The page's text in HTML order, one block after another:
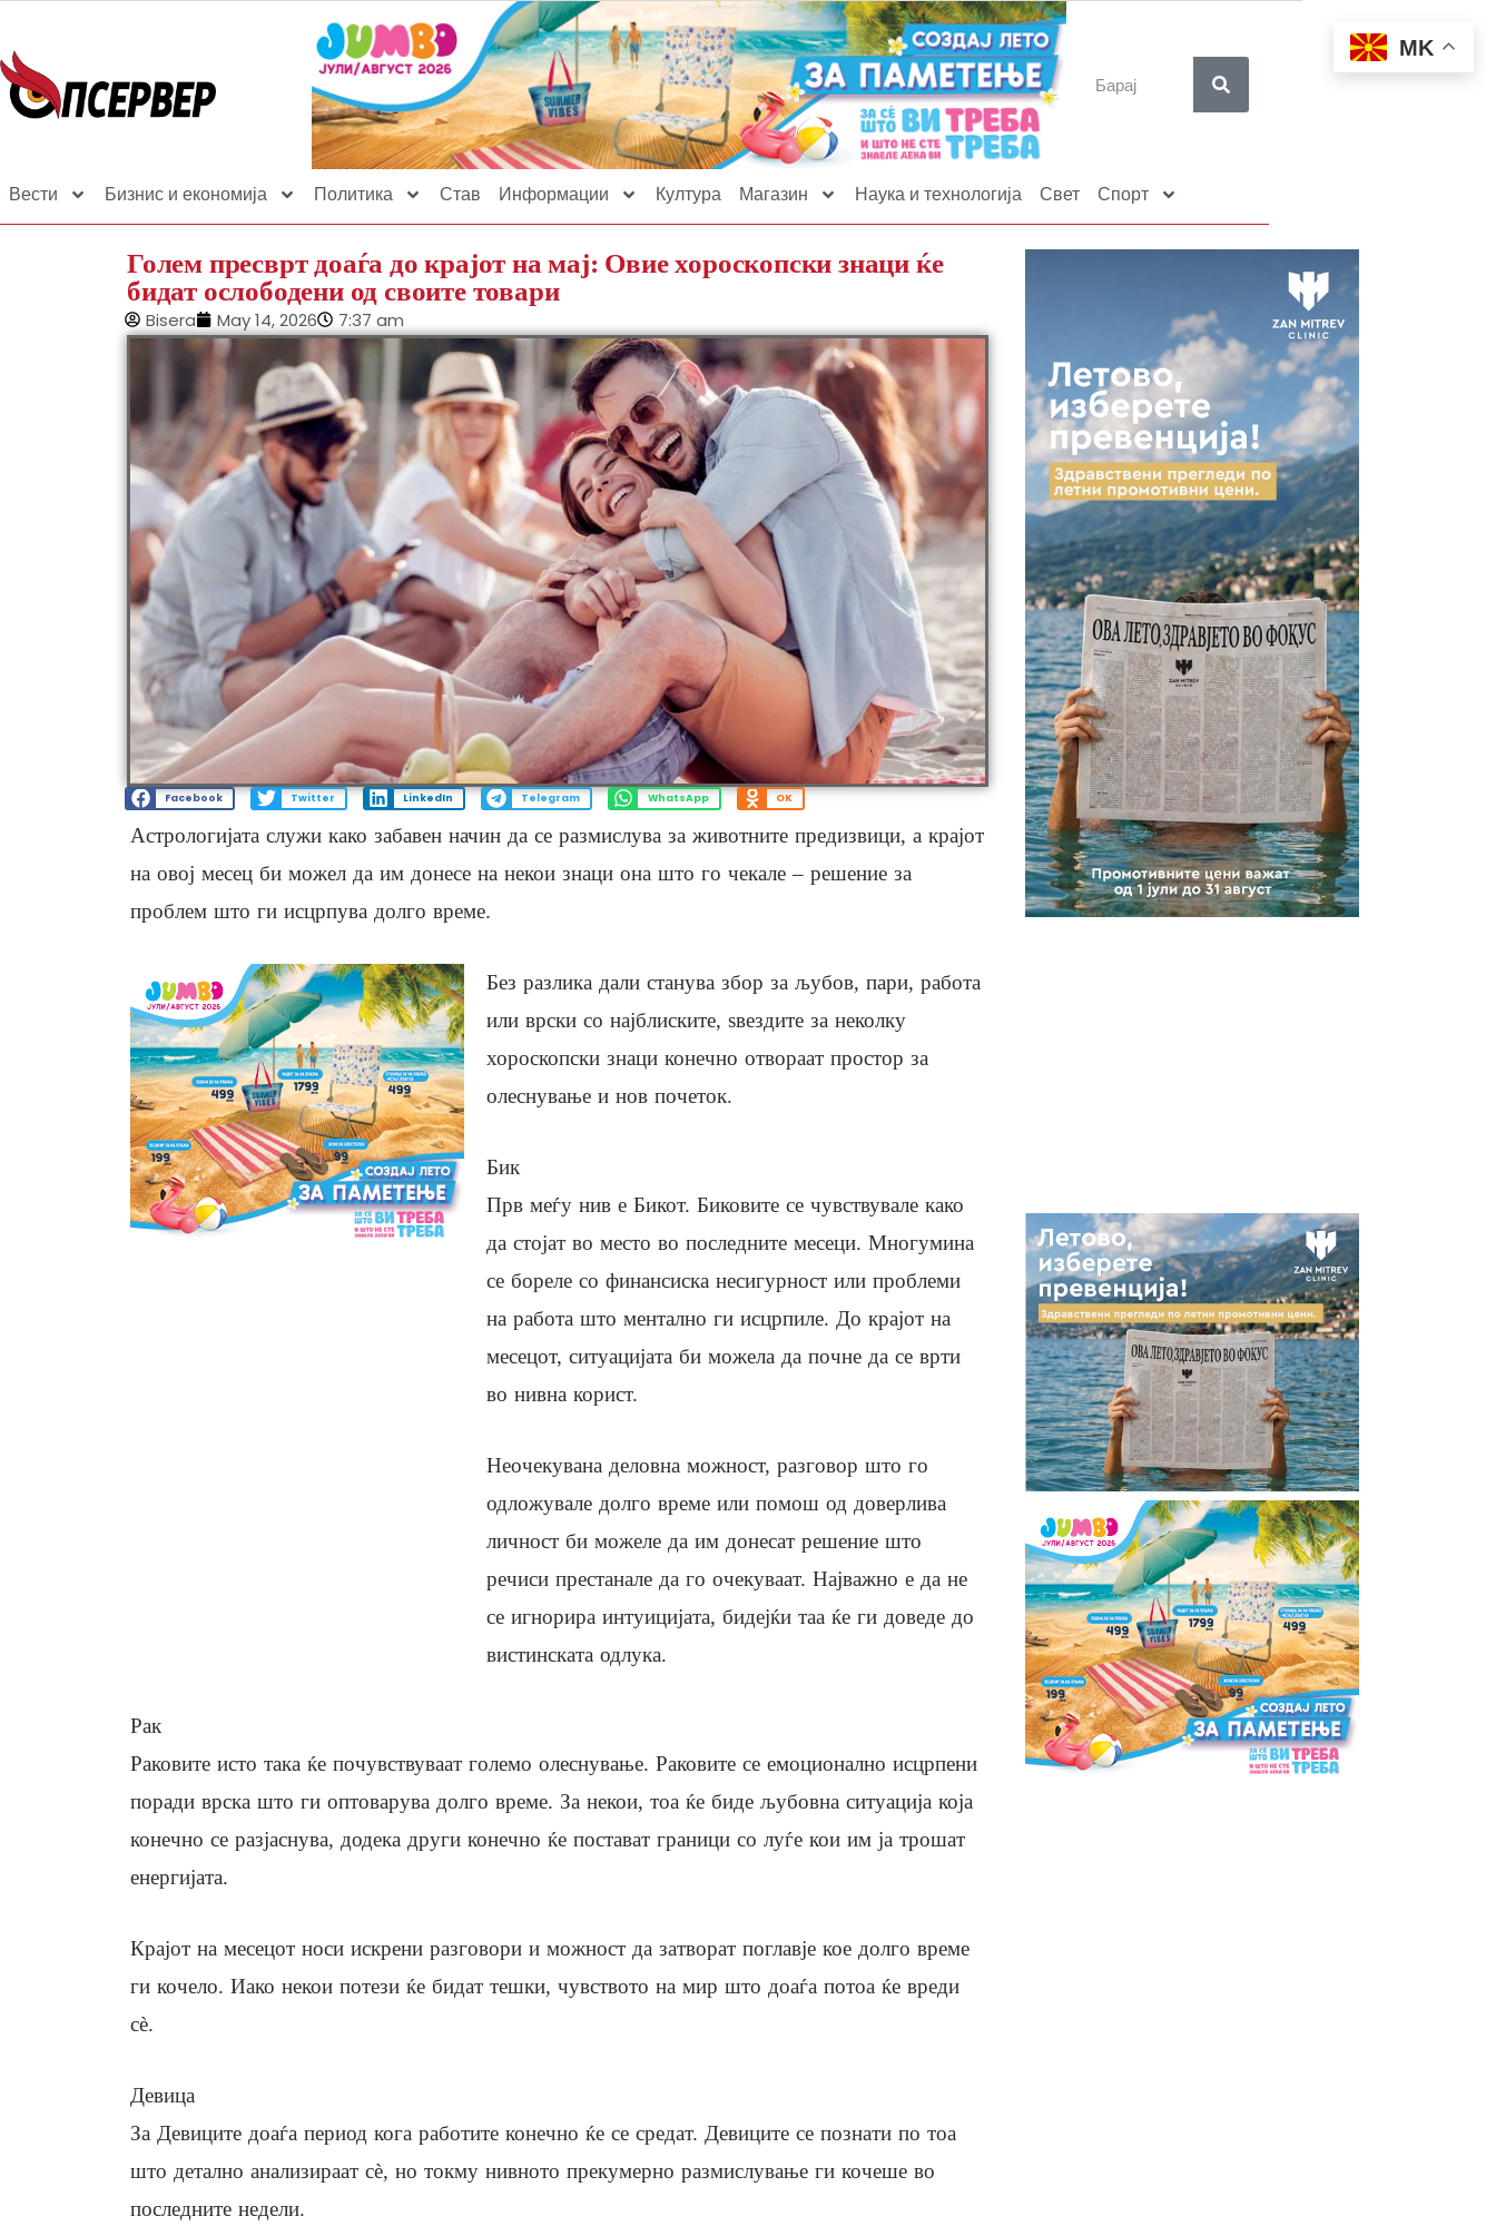
Вести Бизнис и економија Политика Став Информации Култура Магазин Наука и технологија Свет Спорт
Голем пресврт доаѓа до крајот на мај: Овие хороскопски знаци ќе
бидат ослободени од своите товари
Bisera May 14, 2026 7:37 am
Facebook Twitter LinkedIn Telegram WhatsApp OK
Астрологијата служи како забавен начин да се размислува за животните предизвици, а крајот
на овој месец би можел да им донесе на некои знаци она што го чекале – решение за
проблем што ги исцрпува долго време.
Без разлика дали станува збор за љубов, пари, работа
или врски со најблиските, ѕвездите за неколку
хороскопски знаци конечно отвораат простор за
олеснување и нов почеток.
Бик
Прв меѓу нив е Бикот. Биковите се чувствувале како
да стојат во место во последните месеци. Многумина
се бореле со финансиска несигурност или проблеми
на работа што ментално ги исцрпиле. До крајот на
месецот, ситуацијата би можела да почне да се врти
во нивна корист.
Неочекувана деловна можност, разговор што го
одложувале долго време или помош од доверлива
личност би можеле да им донесат решение што
речиси престанале да го очекуваат. Најважно е да не
се игнорира интуицијата, бидејќи таа ќе ги доведе до
вистинската одлука.
Рак
Раковите исто така ќе почувствуваат големо олеснување. Раковите се емоционално исцрпени
поради врска што ги оптоварува долго време. За некои, тоа ќе биде љубовна ситуација која
конечно се разјаснува, додека други конечно ќе постават граници со луѓе кои им ја трошат
енергијата.
Крајот на месецот носи искрени разговори и можност да затворат поглавје кое долго време
ги кочело. Иако некои потези ќе бидат тешки, чувството на мир што доаѓа потоа ќе вреди
сè.
Девица
За Девиците доаѓа период кога работите конечно ќе се средат. Девиците се познати по тоа
што детално анализираат сè, но токму нивното прекумерно размислување ги кочеше во
последните недели.
MK